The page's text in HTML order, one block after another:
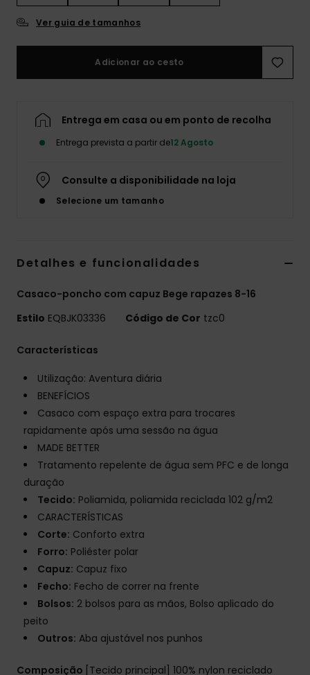
Ver guia de tamanhos
Adicionar ao cesto
Entrega em casa ou em ponto de recolha
Entrega prevista a partir de12 Agosto
Consulte a disponibilidade na loja
Selecione um tamanho
Detalhes e funcionalidades
Casaco-poncho com capuz Bege rapazes 8-16
Estilo EQBJK03336 Código de Cor tzc0
Características
Utilização: Aventura diária
BENEFÍCIOS
Casaco com espaço extra para trocares
rapidamente após uma sessão na água
MADE BETTER
Tratamento repelente de água sem PFC e de longa
duração
Tecido: Poliamida, poliamida reciclada 102 g/m2
CARACTERÍSTICAS
Corte: Conforto extra
Forro: Poliéster polar
Capuz: Capuz fixo
Fecho: Fecho de correr na frente
Bolsos: 2 bolsos para as mãos, Bolso aplicado do
peito
Outros: Aba ajustável nos punhos
Composição [Tecido principal] 100% nylon reciclado